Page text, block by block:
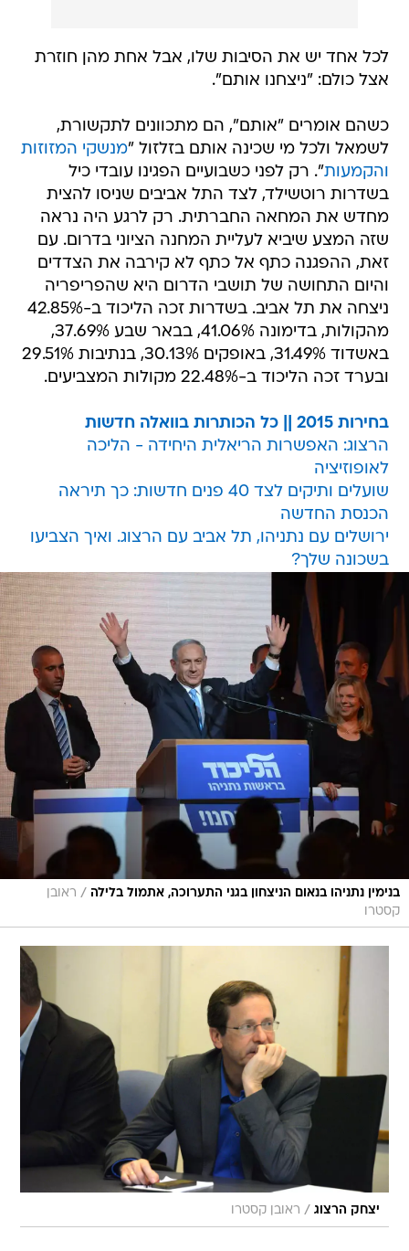
לכל אחד יש את הסיבות שלו, אבל אחת מהן חוזרת
אצל כולם: "ניצחנו אותם".
כשהם אומרים "אותם", הם מתכוונים לתקשורת,
לשמאל ולכל מי שכינה אותם בזלזול "מנשקי המזוזות
והקמעות". רק לפני כשבועיים הפגינו עובדי כיל
בשדרות רוטשילד, לצד התל אביבים שניסו להצית
מחדש את המחאה החברתית. רק לרגע היה נראה
שזה המצע שיביא לעליית המחנה הציוני בדרום. עם
זאת, ההפגנה כתף אל כתף לא קירבה את הצדדים
והיום התחושה של תושבי הדרום היא שהפריפריה
ניצחה את תל אביב. בשדרות זכה הליכוד ב-42.85%
מהקולות, בדימונה 41.06%, בבאר שבע 37.69%,
באשדוד 31.49%, באופקים 30.13%, בנתיבות 29.51%
ובערד זכה הליכוד ב-22.48% מקולות המצביעים.
בחירות 2015 || כל הכותרות בוואלה חדשות
הרצוג: האפשרות הריאלית היחידה - הליכה
לאופוזיציה
שועלים ותיקים לצד 40 פנים חדשות: כך תיראה
הכנסת החדשה
ירושלים עם נתניהו, תל אביב עם הרצוג. ואיך הצביעו
בשכונה שלך?
בנימין נתניהו בנאום הניצחון בגני התערוכה, אתמול בלילה / ראובן
קסטרו
יצחק הרצוג / ראובן קסטרו